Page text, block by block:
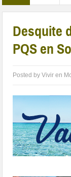
Desquite
PQS en
Posted byVivir en